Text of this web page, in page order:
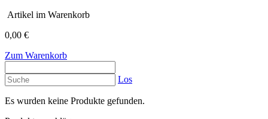
Artikel im Warenkorb
0,00 €
Zum Warenkorb
Los
Es wurden keine Produkte gefunden.